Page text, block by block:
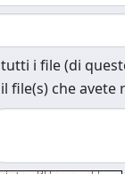
tutti i file (di
il file(s) che avete